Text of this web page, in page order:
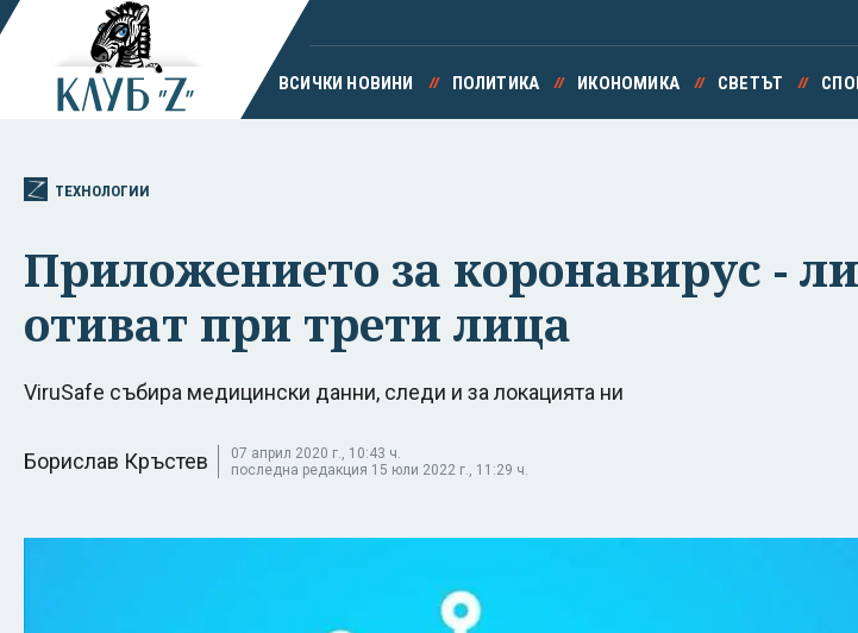
ВСИЧКИ НОВИНИ ПОЛИТИКА ИКОНОМИКА СВЕТЪТ
ТЕХНОЛОГИИ
Приложението за коронавирус -
отиват при трети лица
ViruSafe събира медицински данни, следи и за локацията ни
Борислав Кръстев
07 април 2020 г., 10:43 ч.
последна редакция 15 юли 2022 г., 11:29 ч.